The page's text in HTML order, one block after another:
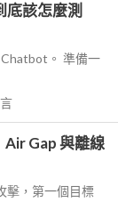
該怎麼測
。 準備一
Gap 與離線
擊，第一個目標